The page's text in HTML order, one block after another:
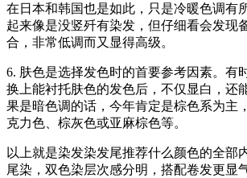
在日本和韩国也是如此，只是冷暖色调有
起来像是没竖歼有染发，但仔细看会发现
合，非常低调而又显得高级。
6. 肤色是选择发色时的首要参考因素。有
换上能衬托肤色的发色后，不仅显白，还
果是暗色调的话，今年肯定是棕色系为主
克力色、棕灰色或亚麻棕色等。
以上就是染发染发尾推荐什么颜色的全部
尾染，双色染层次感分明，搭配卷发更显